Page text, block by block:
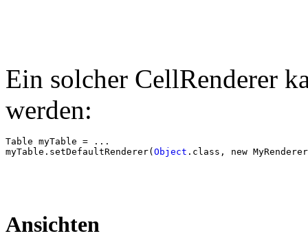
Ein solcher CellRenderer
werden:
myTable . setDefaultRenderer( Object . class , new MyRenderer
Ansichten